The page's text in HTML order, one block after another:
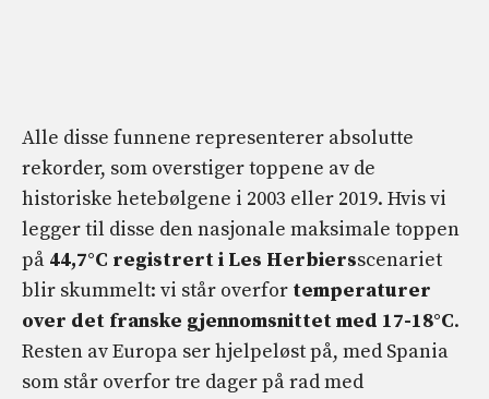
Alle disse funnene representerer absolutte
rekorder, som overstiger toppene av de
historiske hetebølgene i 2003 eller 2019. Hvis vi
legger til disse den nasjonale maksimale toppen
på 44,7°C registrert i Les Herbiersscenariet
blir skummelt: vi står overfor temperaturer
over det franske gjennomsnittet med 17-18°C.
Resten av Europa ser hjelpeløst på, med Spania
som står overfor tre dager på rad med